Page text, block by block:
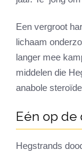
Een vergroot
lichaam
langer mee
middelen die
anabole
Eén op de
Hegstrands